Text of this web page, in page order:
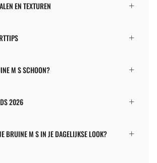
EN TEXTUREN
M S SCHOON?
2026
BRUINE M S IN JE DAGELIJKSE LOOK?